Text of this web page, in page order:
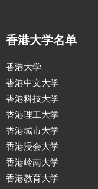
香港大学名单
香港大学
香港中文大学
香港科技大学
香港理工大学
香港城市大学
香港浸会大学
香港岭南大学
香港教育大学